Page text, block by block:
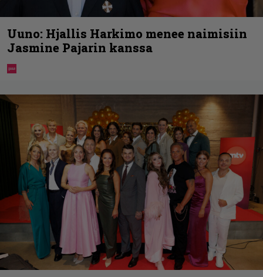
Uuno: Hjallis Harkimo menee naimisiin
Jasmine Pajarin kanssa